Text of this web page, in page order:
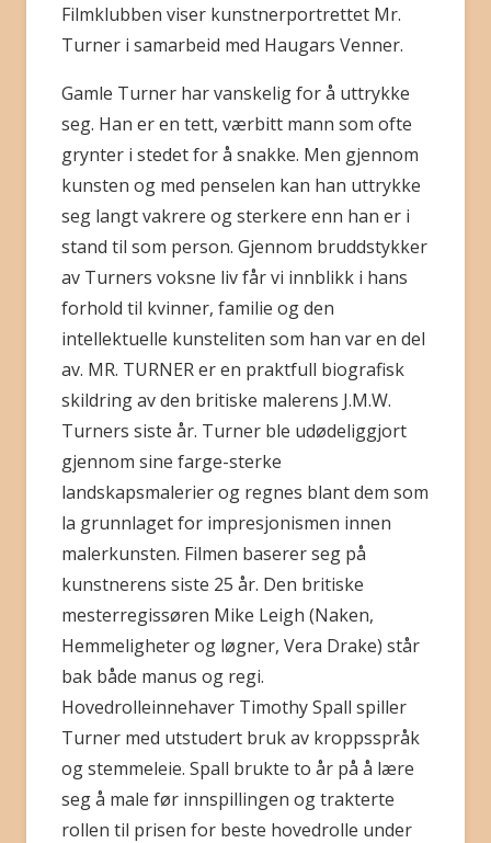
Filmklubben viser kunstnerportrettet Mr.
Turner i samarbeid med Haugars Venner.
Gamle Turner har vanskelig for å uttrykke
seg. Han er en tett, værbitt mann som ofte
grynter i stedet for å snakke. Men gjennom
kunsten og med penselen kan han uttrykke
seg langt vakrere og sterkere enn han er i
stand til som person. Gjennom bruddstykker
av Turners voksne liv får vi innblikk i hans
forhold til kvinner, familie og den
intellektuelle kunsteliten som han var en del
av. MR. TURNER er en praktfull biografisk
skildring av den britiske malerens J.M.W.
Turners siste år. Turner ble udødeliggjort
gjennom sine farge-sterke
landskapsmalerier og regnes blant dem som
la grunnlaget for impresjonismen innen
malerkunsten. Filmen baserer seg på
kunstnerens siste 25 år. Den britiske
mesterregissøren Mike Leigh (Naken,
Hemmeligheter og løgner, Vera Drake) står
bak både manus og regi.
Hovedrolleinnehaver Timothy Spall spiller
Turner med utstudert bruk av kroppsspråk
og stemmeleie. Spall brukte to år på å lære
seg å male før innspillingen og trakterte
rollen til prisen for beste hovedrolle under